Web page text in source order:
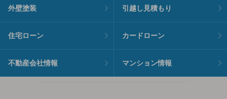
外壁塗装 引越し見積もり
住宅ローン カードローン
不動産会社情報 マンション情報